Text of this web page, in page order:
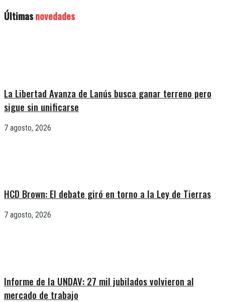
Últimasnovedades
La Libertad Avanza de Lanús busca ganar terreno pero
sigue sin unificarse
7 agosto, 2026
HCD Brown: El debate giró en torno a la Ley de Tierras
7 agosto, 2026
Informe de la UNDAV: 27 mil jubilados volvieron al
mercado de trabajo